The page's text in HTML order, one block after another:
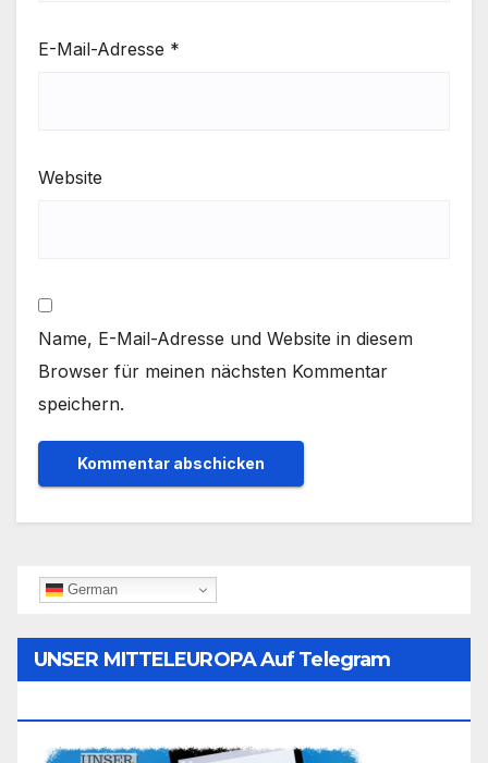
E-Mail-Adresse *
Website
Name, E-Mail-Adresse und Website in diesem
Browser für meinen nächsten Kommentar
speichern.
German
UNSER MITTELEUROPA Auf Telegram